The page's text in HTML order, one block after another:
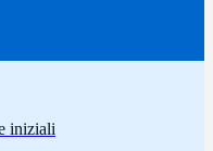
iniziali